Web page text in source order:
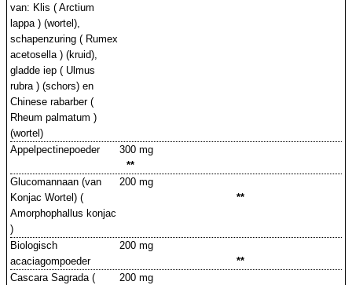
van: Klis ( Arctium
lappa ) (wortel),
schapenzuring ( Rumex
acetosella ) (kruid),
gladde iep ( Ulmus
rubra ) (schors) en
Chinese rabarber (
Rheum palmatum )
(wortel)
Appelpectinepoeder
300 mg
**
Glucomannaan (van
Konjac Wortel) (
Amorphophallus konjac
)
200 mg
**
Biologisch
acaciagompoeder
200 mg
**
Cascara Sagrada (
200 mg